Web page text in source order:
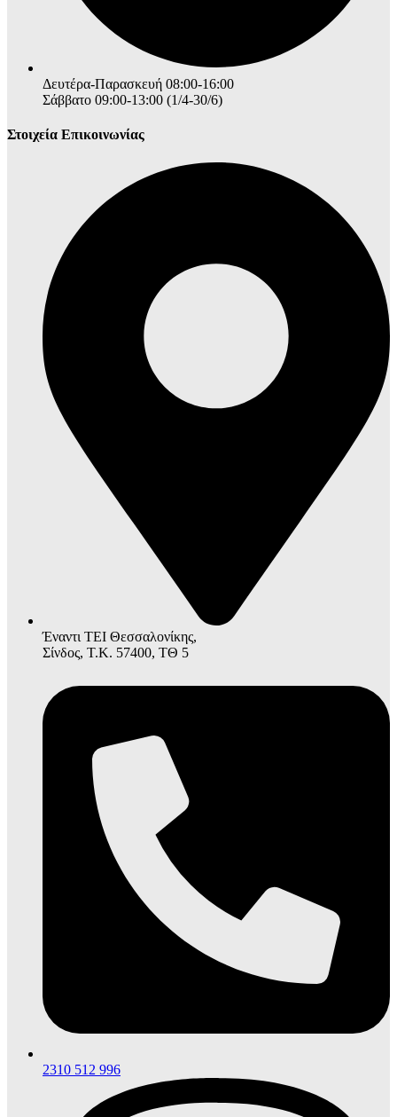
Δευτέρα-Παρασκευή 08:00-16:00
Σάββατο 09:00-13:00 (1/4-30/6)
Στοιχεία Επικοινωνίας
Έναντι ΤΕΙ Θεσσαλονίκης,
Σίνδος, Τ.Κ. 57400, ΤΘ 5
2310 512 996